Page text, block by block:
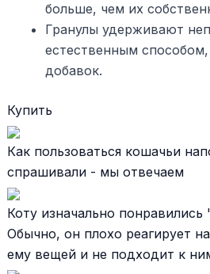
больше, чем их
Гранулы удерживают
естественным
добавок.
Купить
Как пользоваться кошачьи
спрашивали - мы отвечаем
Коту изначально
Обычно, он плохо реагирует
ему вещей и не подходит к